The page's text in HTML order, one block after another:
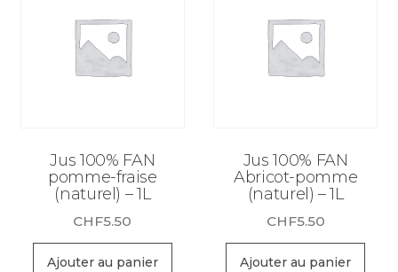
Jus 100% FAN
pomme-fraise
(naturel) – 1L
CHF5.50
Ajouter au panier
Jus 100% FAN
Abricot-pomme
(naturel) – 1L
CHF5.50
Ajouter au panier